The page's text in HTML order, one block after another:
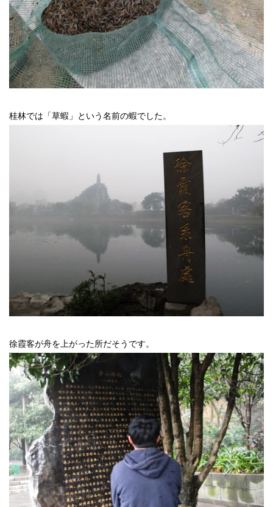
桂林では「草蝦」という名前の蝦でした。
徐霞客が舟を上がった所だそうです。